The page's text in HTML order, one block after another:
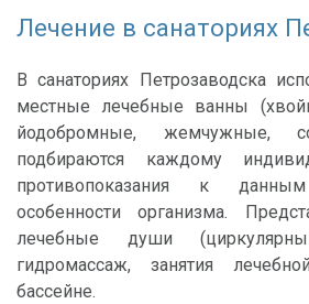
Лечение в санаториях
В санаториях Петрозаводска
местные лечебные ванны
йодобромные, жемчужные,
подбираются каждому
противопоказания к
особенности организма.
лечебные души
гидромассаж, занятия
бассейне.